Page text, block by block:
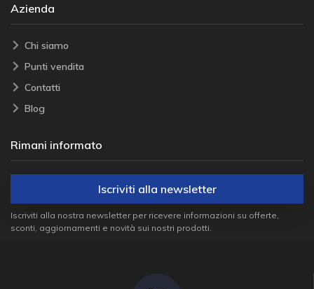
Azienda
Chi siamo
Punti vendita
Contatti
Blog
Rimani informato
Iscriviti alla newsletter
Iscriviti alla nostra newsletter per ricevere informazioni su offerte,
sconti, aggiornamenti e novità sui nostri prodotti.